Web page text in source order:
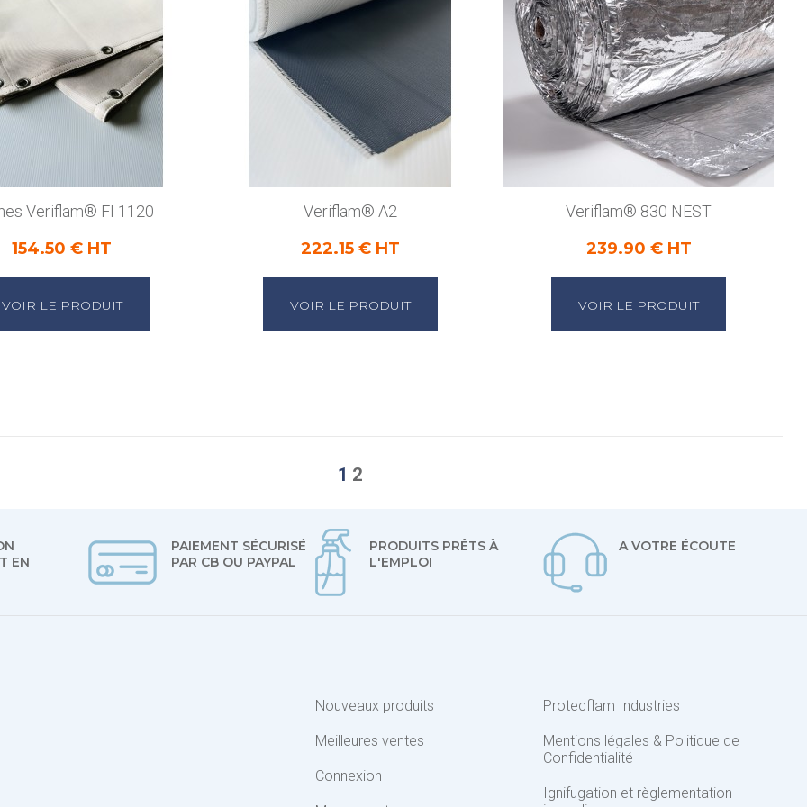
Veriflam® FI 1120
154.50 € HT
VOIR LE PRODUIT
Veriflam® A2
222.15 € HT
VOIR LE PRODUIT
Veriflam® 830 NEST
239.90 € HT
VOIR LE PRODUIT
1 2
EN
PAIEMENT SÉCURISÉ
PAR CB OU PAYPAL
PRODUITS PRÊTS À
L'EMPLOI
A VOTRE ÉCOUTE
Nouveaux produits
Meilleures ventes
Connexion
Protecflam Industries
Mentions légales & Politique de
Confidentialité
Ignifugation et règlementation